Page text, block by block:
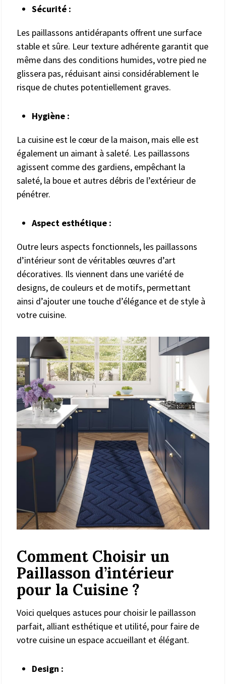
Sécurité :
Les paillassons antidérapants offrent une surface
stable et sûre. Leur texture adhérente garantit que
même dans des conditions humides, votre pied ne
glissera pas, réduisant ainsi considérablement le
risque de chutes potentiellement graves.
Hygiène :
La cuisine est le cœur de la maison, mais elle est
également un aimant à saleté. Les paillassons
agissent comme des gardiens, empêchant la
saleté, la boue et autres débris de l’extérieur de
pénétrer.
Aspect esthétique :
Outre leurs aspects fonctionnels, les paillassons
d’intérieur sont de véritables œuvres d’art
décoratives. Ils viennent dans une variété de
designs, de couleurs et de motifs, permettant
ainsi d’ajouter une touche d’élégance et de style à
votre cuisine.
Comment Choisir un
Paillasson d’intérieur
pour la Cuisine ?
Voici quelques astuces pour choisir le paillasson
parfait, alliant esthétique et utilité, pour faire de
votre cuisine un espace accueillant et élégant.
Design :